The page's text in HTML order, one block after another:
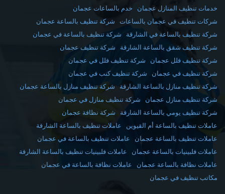
خدمات تنظيف المنازل عجمان
خدم بالساعات عجمان
شركات تنظيف في عجمان بالساعات
شركة تنظيف بالساعة عجمان
شركة تنظيف بالساعة في الشارقة
شركة تنظيف بالساعة في عجمان
شركة تنظيف شقق بالساعة الشارقة
شركة تنظيف عجمان
شركة تنظيف فلل عجمان
شركة تنظيف فلل في عجمان
شركة تنظيف في عجمان
شركة تنظيف كنب في عجمان
شركة تنظيف منازل بالساعة الشارقة
شركة تنظيف منازل بالساعة عجمان
شركة تنظيف منازل عجمان
شركة تنظيف منازل في عجمان
شركة تنظيف يومي بالساعة الشارقة
شركة نظافة عجمان
عاملات تنظيف بالساعة أم القيوين
عاملات تنظيف بالساعة الشارقة
عاملات تنظيف بالساعة عجمان
عاملات تنظيف بالساعة في عجمان
عاملات فلبينيات بالساعة عجمان
عاملات فلبينيات تنظيف بالساعة الشارقة
عاملات نظافة بالساعة عجمان
عاملات نظافة بالساعة في عجمان
مكاتب تنظيف في عجمان